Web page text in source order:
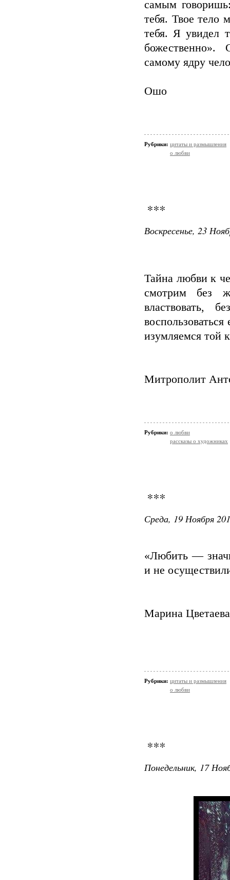
самым
тебя. Твое тело
тебя. Я увидел
божественно».
самому ядру
Ошо
Рубрики: цитаты и размышления
о любви
***
Воскресенье, 23
Тайна любви к
смотрим без
властвовать,
изумляемся той
Митрополит
Рубрики: о любви
рассказы о художниках
***
Среда, 19 Ноября
«Любить —
и не
Марина
Рубрики: цитаты и размышления
о любви
***
Понедельник, 17